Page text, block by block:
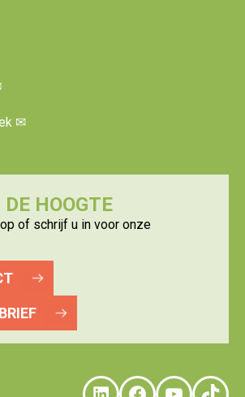
✉
HOOGTE
of schrijf u in voor onze